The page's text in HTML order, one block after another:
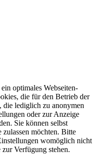
optimales Webseiten-
die für den Betrieb der
die lediglich zu anonymen
oder zur Anzeige
Sie können selbst
zulassen möchten. Bitte
womöglich nicht
Verfügung stehen.